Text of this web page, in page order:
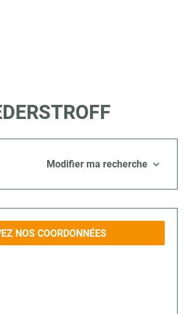
Modifier ma recherche
NOS COORDONNÉES